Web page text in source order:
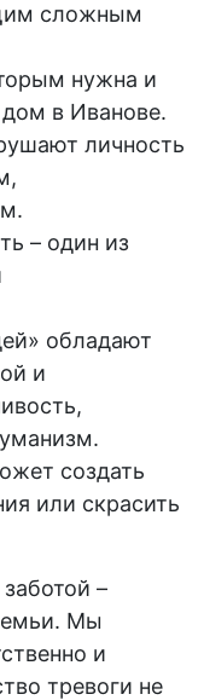
сложным
нужна и
дом в Иванове.
личность
– один из
обладают
и
создать
или скрасить
–
Мы
и
тревоги не